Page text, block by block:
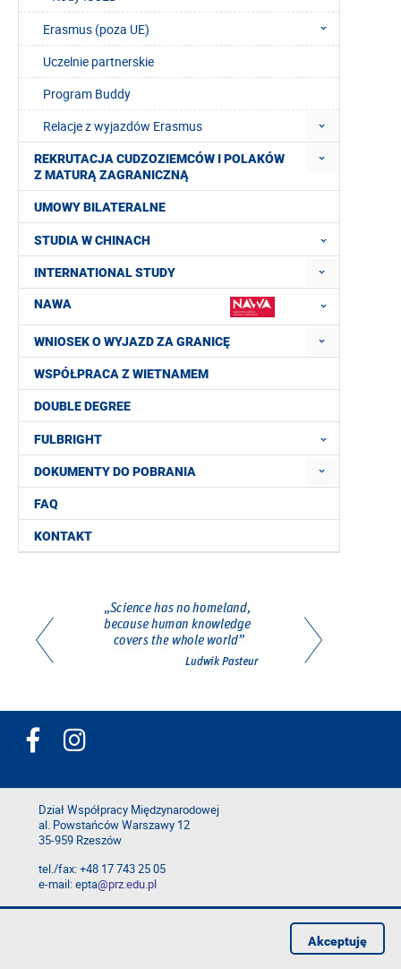
Erasmus (poza UE)
Uczelnie partnerskie
Program Buddy
Relacje z wyjazdów Erasmus
REKRUTACJA CUDZOZIEMCÓW I POLAKÓW
Z MATURĄ ZAGRANICZNĄ
UMOWY BILATERALNE
STUDIA W CHINACH
INTERNATIONAL STUDY
NAWA
WNIOSEK O WYJAZD ZA GRANICĘ
WSPÓŁPRACA Z WIETNAMEM
DOUBLE DEGREE
FULBRIGHT
DOKUMENTY DO POBRANIA
FAQ
KONTAKT
Dział Współpracy Międzynarodowej
al. Powstańców Warszawy 12
35-959 Rzeszów
tel./fax: +48 17 743 25 05
e-mail: epta@prz.edu.pl
Deklaracja dostępności
Akceptuję